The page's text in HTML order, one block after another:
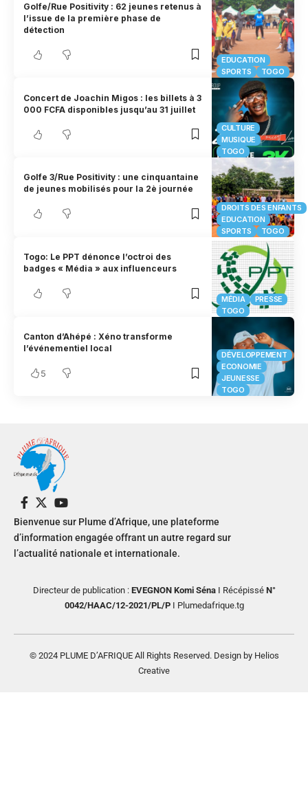
EDUCATION
SPORTS
TOGO
Golfe/Rue Positivity : 62 jeunes retenus à
l’issue de la première phase de
détection
CULTURE
MUSIQUE
TOGO
Concert de Joachin Migos : les billets à 3
000 FCFA disponibles jusqu’au 31 juillet
DROITS DES ENFANTS
EDUCATION
SPORTS
TOGO
Golfe 3/Rue Positivity : une cinquantaine
de jeunes mobilisés pour la 2è journée
MÉDIA
PRESSE
TOGO
Togo: Le PPT dénonce l’octroi des
badges « Média » aux influenceurs
DÉVELOPPEMENT
ECONOMIE
JEUNESSE
TOGO
Canton d’Ahépé : Xéno transforme
l’événementiel local
5
Bienvenue sur Plume d’Afrique, une plateforme
d’information engagée offrant un autre regard sur
l’actualité nationale et internationale.
Directeur de publication : EVEGNON Komi SénaI RécépisséN°
0042/HAAC/12-2021/PL/PI Plumedafrique.tg
© 2024 PLUME D’AFRIQUE All Rights Reserved. Design by Helios
Creative